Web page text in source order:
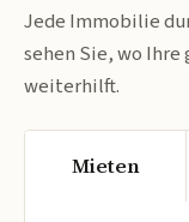
Jede Immobilie
sehen Sie, wo
weiterhilft.
Mieten